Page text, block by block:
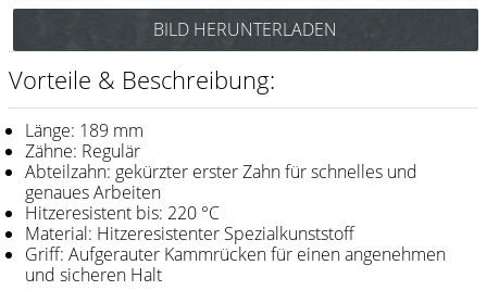
Y.S. Park
Fejic
e-kwip
Bürsten
Y.S. Park
Werkzeugtaschen
Y.S. Park Carbon Schneidekamm Nr.336
(schwarz) Art.Nr.: 85Y336cs
(blau) Art.Nr.: 85y336b
Y.S. Park Schneidekamm Nr.336
(graphit) Art.Nr.: 85y336g
Y.S. Park Schneidekamm Nr.336
(pink) Art.Nr.: 85y336p
Y.S. Park Schneidekamm Nr.336
(weiß) Art.Nr.: 85y336w
BILD HERUNTERLADEN
Vorteile & Beschreibung:
Länge: 189 mm
Zähne: Regulär
Abteilzahn: gekürzter erster Zahn für schnelles und
genaues Arbeiten
Hitzeresistent bis: 220 °C
Material: Hitzeresistenter Spezialkunststoff
Griff: Aufgerauter Kammrücken für einen angenehmen
und sicheren Halt